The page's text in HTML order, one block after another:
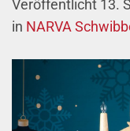
Veröffentlicht 13.
in NARVA